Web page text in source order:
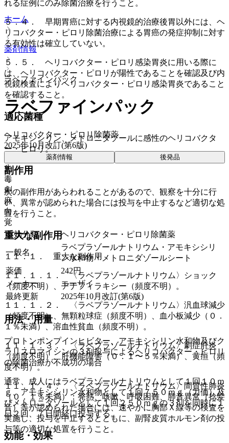
れる症例にのみ除菌治療を行うこと。
５．４． 早期胃癌に対する内視鏡的治療後胃以外には、ヘ
リコバクター・ピロリ除菌治療による胃癌の発症抑制に対す
る有効性は確立していない。
５．５． ヘリコバクター・ピロリ感染胃炎に用いる際に
は、ヘリコバクター・ピロリが陽性であることを確認及び内
視鏡検査によりヘリコバクター・ピロリ感染胃炎であること
を確認すること。
適応菌種
アモキシシリン、メトロニダゾールに感性のヘリコバクタ
ー・ピロリ。
副作用
次の副作用があらわれることがあるので、観察を十分に行
い、異常が認められた場合には投与を中止するなど適切な処
置を行うこと。
重大な副作用
１１．１． 重大な副作用
１１．１．１． 〈ラベプラゾールナトリウム〉ショック
（頻度不明）、アナフィラキシー（頻度不明）。
１１．１．２． 〈ラベプラゾールナトリウム〉汎血球減少
（頻度不明）、無顆粒球症（頻度不明）、血小板減少（０．
１％未満）、溶血性貧血（頻度不明）。
１１．１．３． 〈ラベプラゾールナトリウム〉劇症肝炎
（頻度不明）、肝機能障害（０．１〜５％未満）、黄疸（頻
度不明）。
１１．１．４． 〈ラベプラゾールナトリウム〉間質性肺炎
（０．１％未満）：発熱、咳嗽、呼吸困難、肺音異常（捻髪
音）等が認められた場合には、速やかに胸部Ｘ線等の検査を
実施し、投与を中止するとともに、副腎皮質ホルモン剤の投
与等の適切な処置を行うこと。
ホーム
薬剤情報
ラベファインパック
ラベファインパック
ヘリコバクター・ピロリ除菌薬
2025年10月改訂(第6版)
薬剤情報 後発品
先
毒
劇
麻
向
覚
薬効分類
ヘリコバクター・ピロリ除菌薬
一般名
ラベプラゾールナトリウム・アモキシシリ
ン水和物・メトロニダゾールシート
薬価
242円
メーカー
エーザイ
最終更新
2025年10月改訂(第6版)
用法・用量
プロトンポンプインヒビター、アモキシシリン水和物及びク
ラリスロマイシンの３剤投与によるヘリコバクター・ピロリ
の除菌治療が不成功の場合
通常、成人にはラベプラゾールナトリウムとして１回１０ｍ
ｇ、アモキシシリン水和物として１回７５０ｍｇ（力価）及
びメトロニダゾールとして１回２５０ｍｇの３剤を同時に１
日２回、７日間経口投与する。
効能・効果